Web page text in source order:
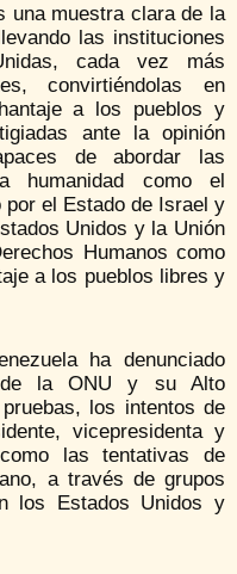
una muestra clara de la
las instituciones
cada vez más
convirtiéndolas en
a los pueblos y
ante la opinión
de abordar las
humanidad como el
el Estado de Israel y
Unidos y la Unión
Humanos como
a los pueblos libres y
ha denunciado
la ONU y su Alto
los intentos de
vicepresidenta y
las tentativas de
a través de grupos
los Estados Unidos y